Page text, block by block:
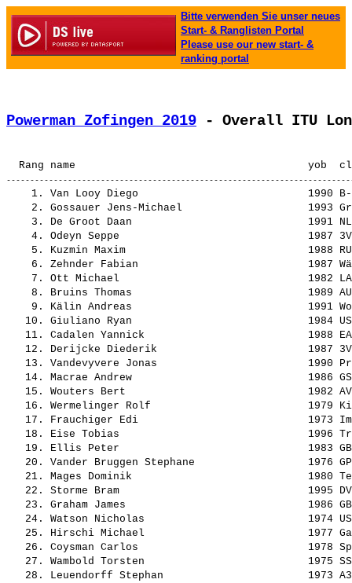
Bitte verwenden Sie unser neues
Start- & Ranglisten Portal
Please use our new start- &
ranking portal
Powerman Zofingen 2019 - Overall ITU
    1.
Van Looy Diego
1990
    2.
Gossauer Jens-Michael
1993
    3.
De Groot Daan
1991
    4.
Odeyn Seppe
1987
    5.
Kuzmin Maxim
1988
    6.
Zehnder Fabian
1987
    7.
Ott Michael
1982
    8.
Bruins Thomas
1989
    9.
Kälin Andreas
1991
   10.
Giuliano Ryan
1984
   11.
Cadalen Yannick
1988
   12.
Derijcke Diederik
1987
   13.
Vandevyvere Jonas
1990
   14.
Macrae Andrew
1986
   15.
Wouters Bert
1982
   16.
Wermelinger Rolf
1979
   17.
Frauchiger Edi
1973
   18.
Eise Tobias
1996
   19.
Ellis Peter
1983
   20.
Vander Bruggen Stephane
1976
   21.
Mages Dominik
1980
   22.
Storme Bram
1995
   23.
Graham James
1986
   24.
Watson Nicholas
1974
   25.
Hirschi Michael
1977
   26.
Coysman Carlos
1978
   27.
Wambold Torsten
1975
   28.
Leuendorff Stephan
1973